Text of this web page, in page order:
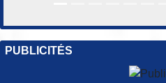
PUBLICITÉS